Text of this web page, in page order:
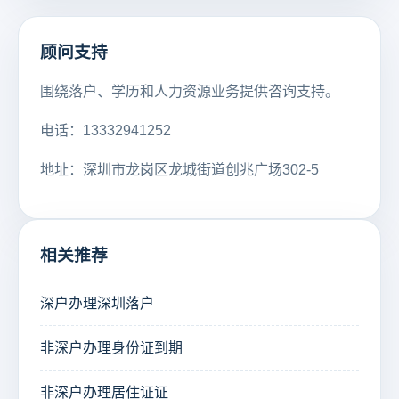
顾问支持
围绕落户、学历和人力资源业务提供咨询支持。
电话：13332941252
地址：深圳市龙岗区龙城街道创兆广场302-5
相关推荐
深户办理深圳落户
非深户办理身份证到期
非深户办理居住证证